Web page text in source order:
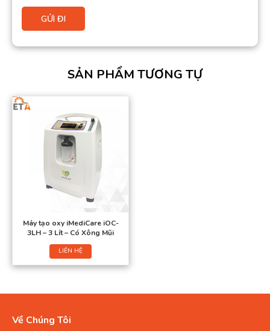
SẢN PHẨM TƯƠNG TỰ
Máy tạo oxy iMediCare iOC-
3LH – 3 Lít – Có Xông Mũi
LIÊN HỆ
Về Chúng Tôi